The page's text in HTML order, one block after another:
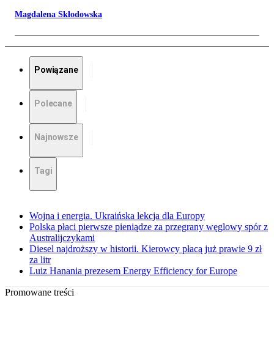
Magdalena Skłodowska
Powiązane
Polecane
Najnowsze
Tagi
Wojna i energia. Ukraińska lekcja dla Europy
Polska płaci pierwsze pieniądze za przegrany węglowy spór z
Australijczykami
Diesel najdroższy w historii. Kierowcy płacą już prawie 9 zł
za litr
Luiz Hanania prezesem Energy Efficiency for Europe
Promowane treści